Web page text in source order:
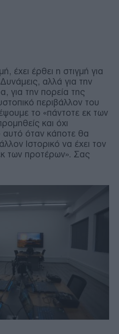
έχει έρθει η στιγμή για
αλλά για την
για την πορεία της
περιβάλλον του
το «πάντοτε εκ των
και όχι
αυτό όταν κάποτε θα
Ιστορικό να έχει τον
των προτέρων». Σας